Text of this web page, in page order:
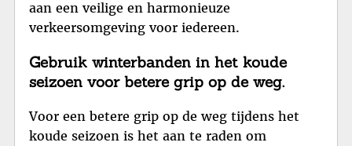
aan een veilige en harmonieuze
verkeersomgeving voor iedereen.
Gebruik winterbanden in het koude
seizoen voor betere grip op de weg.
Voor een betere grip op de weg tijdens het
koude seizoen is het aan te raden om